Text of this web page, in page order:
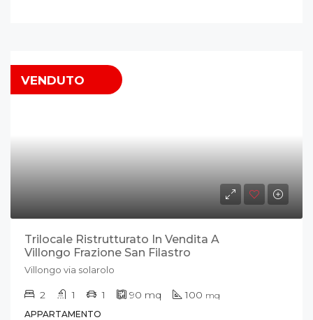
VENDUTO
Trilocale Ristrutturato In Vendita A
Villongo Frazione San Filastro
Villongo via solarolo
2 1 1 90 mq 100 mq
APPARTAMENTO